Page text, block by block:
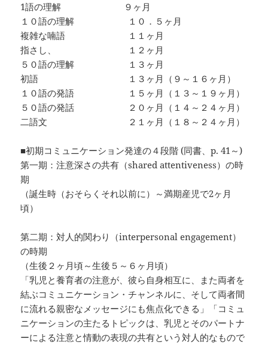
1語の理解 ９ヶ月
１０語の理解 １０．５ヶ月
複雑な喃語 １１ヶ月
指さし、 １２ヶ月
５０語の理解 １３ヶ月
初語 １３ヶ月（９～１６ヶ月）
１０語の発語 １５ヶ月（１３～１９ヶ月）
５０語の発話 ２０ヶ月（１４～２４ヶ月）
二語文 ２１ヶ月（１８～２４ヶ月）
■初期コミュニケーション発達の４段階 (同書、p. 41～)
第一期：注意深さの共有（shared attentiveness）の時
期
（誕生時（おそらくそれ以前に）～満期産児で2ヶ月
頃）
第二期：対人的関わり（interpersonal engagement）
の時期
（生後２ヶ月頃～生後５～６ヶ月頃）
「乳児と養育者の注意が、彼ら自身相互に、また両者を
結ぶコミュニケーション・チャンネルに、そして両者間
に流れる親密なメッセージにも焦点化できる」「コミュ
ニケーションの主たるトピックは、乳児とそのパートナ
ーによる注意と情動の表現の共有という対人的なもので